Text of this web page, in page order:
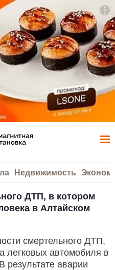
Недвижимость
ДТП, в котором
в Алтайском
смертельного ДТП,
легковых автомобиля в
результате аварии